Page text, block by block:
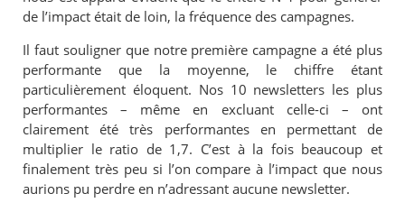
de l’impact était de loin, la fréquence des campagnes.
Il faut souligner que notre première campagne a été plus
performante que la moyenne, le chiffre étant
particulièrement éloquent. Nos 10 newsletters les plus
performantes – même en excluant celle-ci – ont
clairement été très performantes en permettant de
multiplier le ratio de 1,7. C’est à la fois beaucoup et
finalement très peu si l’on compare à l’impact que nous
aurions pu perdre en n’adressant aucune newsletter.